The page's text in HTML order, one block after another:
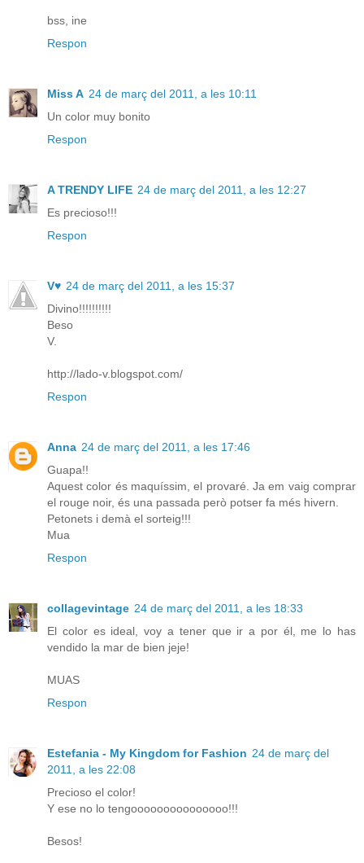
bss, ine
Respon
Miss A 24 de març del 2011, a les 10:11
Un color muy bonito
Respon
A TRENDY LIFE 24 de març del 2011, a les 12:27
Es precioso!!!
Respon
V♥ 24 de març del 2011, a les 15:37
Divino!!!!!!!!!!
Beso
V.
http://lado-v.blogspot.com/
Respon
Anna 24 de març del 2011, a les 17:46
Guapa!!
Aquest color és maquíssim, el provaré. Ja em vaig comprar
el rouge noir, és una passada però potser fa més hivern.
Petonets i demà el sorteig!!!
Mua
Respon
collagevintage 24 de març del 2011, a les 18:33
El color es ideal, voy a tener que ir a por él, me lo has
vendido la mar de bien jeje!
MUAS
Respon
Estefania - My Kingdom for Fashion 24 de març del
2011, a les 22:08
Precioso el color!
Y ese no lo tengooooooooooooooo!!!
Besos!